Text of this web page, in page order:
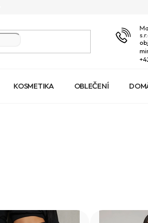
KOSMETIKA OBLEČENÍ